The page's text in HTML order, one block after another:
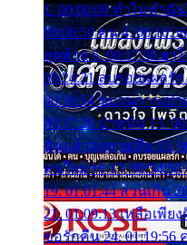
1. 00:00:00 ทำไมทำฉั
00:06:50 คน 4.
สุดท้าย 6. 00:17:30 ยา
00:24:21 ลบรอยแผลรั
00:30:54 ขบวนการเปา
00:37:20 ปาหนัน 13.
ฉันแล้วจงตายเสีย 15.
คนใจมาร 17.
19. 01:01:44 ส่วนเกิน
21. 01:09:13 เหลือเพีย
ขอรักคืน 24. 01:19:56